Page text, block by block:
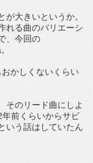
大きいというか。
れる曲のバリエーシ
、今回の
かしくないくらい
そのリード曲にしよ
前くらいからサビ
いう話はしていたん